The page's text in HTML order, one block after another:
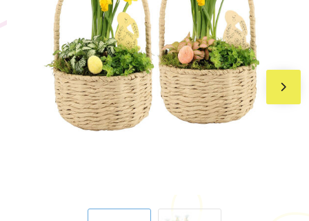
Brievenbuspakketten
Flexfit